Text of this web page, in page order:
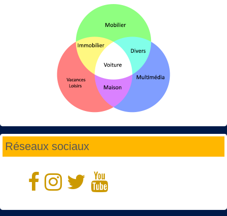
Réseaux sociaux